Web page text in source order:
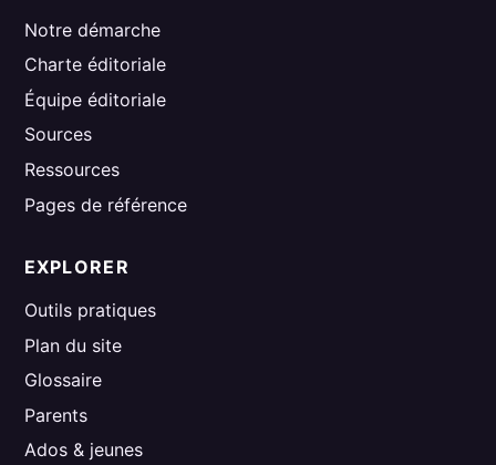
Notre démarche
Charte éditoriale
Équipe éditoriale
Sources
Ressources
Pages de référence
EXPLORER
Outils pratiques
Plan du site
Glossaire
Parents
Ados & jeunes